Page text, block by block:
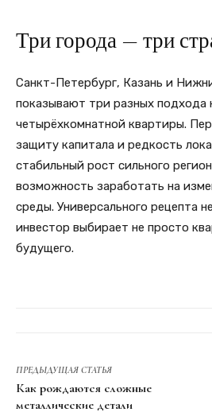
Три города — три
Санкт-Петербург, Казань и
показывают три разных подхода
четырёхкомнатной квартиры.
защиту капитала и редкость
стабильный рост сильного
возможность заработать на
среды. Универсального рецепта
инвестор выбирает не просто
будущего.
ПРЕДЫДУЩАЯ СТАТЬЯ
Как рождаются сложные
металлические детали